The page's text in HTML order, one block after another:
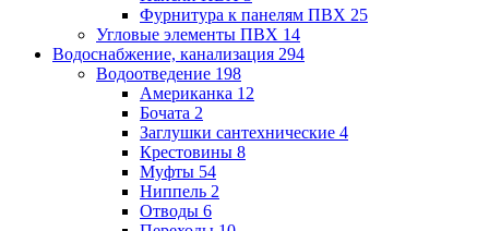
Фурнитура к панелям ПВХ 25
Угловые элементы ПВХ 14
Водоснабжение, канализация 294
Водоотведение 198
Американка 12
Бочата 2
Заглушки сантехнические 4
Крестовины 8
Муфты 54
Ниппель 2
Отводы 6